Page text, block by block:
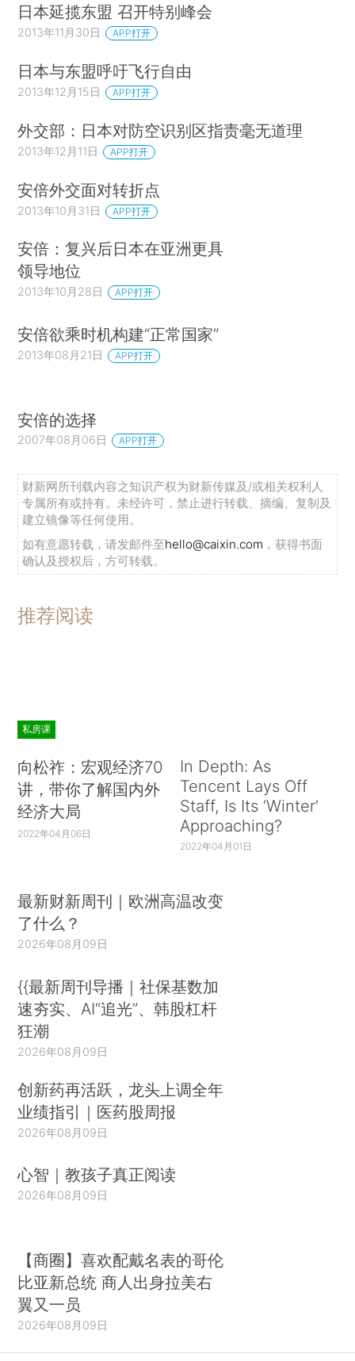
日本延揽东盟 召开特别峰会
2013年11月30日 APP打开
日本与东盟呼吁飞行自由
2013年12月15日 APP打开
外交部：日本对防空识别区指责毫无道理
2013年12月11日 APP打开
安倍外交面对转折点
2013年10月31日 APP打开
安倍：复兴后日本在亚洲更具
领导地位
2013年10月28日 APP打开
安倍欲乘时机构建“正常国家”
2013年08月21日 APP打开
安倍的选择
2007年08月06日 APP打开
财新网所刊载内容之知识产权为财新传媒及/或相关权利人
专属所有或持有。未经许可，禁止进行转载、摘编、复制及
建立镜像等任何使用。
如有意愿转载，请发邮件至hello@caixin.com ，获得书面
确认及授权后，方可转载。
推荐阅读
私房课
向松祚：宏观经济70
讲，带你了解国内外
经济大局
2022年04月06日
In Depth: As
Tencent Lays Off
Staff, Is Its ‘Winter’
Approaching?
2022年04月01日
最新财新周刊｜欧洲高温改变
了什么？
2026年08月09日
{{最新周刊导播｜社保基数加
速夯实、AI“追光”、韩股杠杆
狂潮
2026年08月09日
创新药再活跃，龙头上调全年
业绩指引｜医药股周报
2026年08月09日
心智｜教孩子真正阅读
2026年08月09日
【商圈】喜欢配戴名表的哥伦
比亚新总统 商人出身拉美右
翼又一员
2026年08月09日